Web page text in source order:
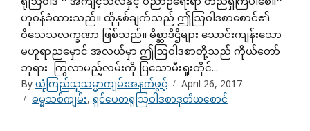
ဟုဝန်ခံထားသည်။ ထိုနှစ်ချက်သည် ဤဩဝါဒစာစောင်၏
ဝိသေသလက္ခဏာ ဖြစ်သည်။ မိစ္ဆာဒိဌိများ သောင်းကျန်းသော
မဟူရာညမှောင် အလယ်မှာ ဤဩဝါဒစာတို့သည် ကိုယ်တော်
ဘုရား ကြွလာမည့်လမ်းကို ပြသောမီးရှုးတိုင်...
Byယုံကြည်သူသမ္မာကျမ်းအနက်ဖွင့် April 26, 2017
ဓမ္မသစ်ကျမ်း,ရှင်ပေတရုသြဝါဒစာဒုတိယစောင်